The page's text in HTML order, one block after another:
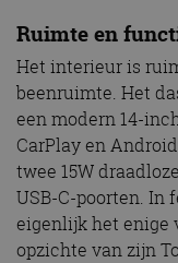
Ruimte en
Het interieur is
beenruimte. Het
een modern 14-
CarPlay en
twee 15W
USB-C-poorten.
eigenlijk het
opzichte van zijn